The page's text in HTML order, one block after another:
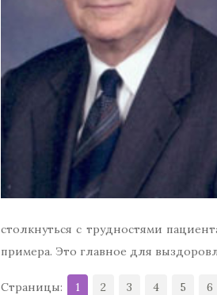
столкнуться с трудностями
примера. Это главное для
Страницы: 1 2 3 4 5 6